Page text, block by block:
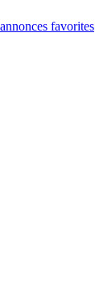
annonces favorites